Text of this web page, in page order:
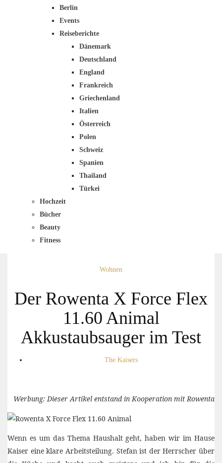
Berlin
Events
Reiseberichte
Dänemark
Deutschland
England
Frankreich
Griechenland
Italien
Österreich
Polen
Schweiz
Spanien
Thailand
Türkei
Hochzeit
Bücher
Beauty
Fitness
Wohnen
Der Rowenta X Force Flex
11.60 Animal
Akkustaubsauger im Test
The Kaisers
Werbung: Dieser Artikel entstand in Kooperation mit Rowenta
Wenn es um das Thema Haushalt geht, haben wir im Hause
Kaiser eine klare Arbeitsteilung. Stefan ist der Herrscher über